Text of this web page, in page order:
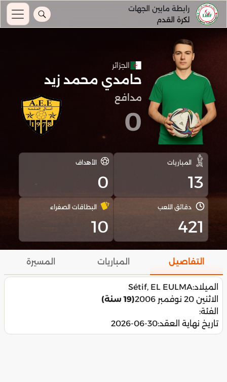
رابطة مابين الجهات
لكرة القدم
الجزائر
حامدي محمد زيد
مدافع
0
المباريات
13
الأهداف
0
دقائق اللعب
421
البطاقات الصفراء
10
التفاصيل المباريات المسيرة
الميلاد:Sétif, EL EULMA
الاثنين 20 نوفمبر 2006
(19 سنة)
الفئة:
تاريخ نهاية العقد:2026-06-30